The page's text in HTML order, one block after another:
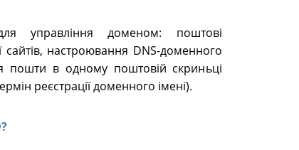
управління доменом: поштові
сайтів, настроювання DNS-доменного
пошти в одному поштовій скриньці
реєстрації доменного імені).